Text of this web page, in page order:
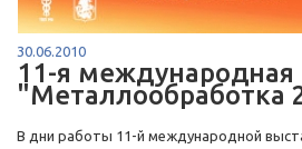
30.06.2010
11-я международная
"Металлообработка
В дни работы 11-й международной